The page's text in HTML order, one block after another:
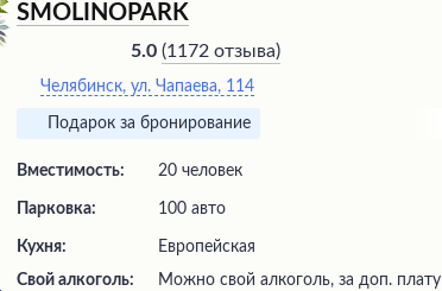
SMOLINOPARK
5.0 (1172 отзыва)
Челябинск, ул. Чапаева, 114
Подарок за бронирование
Вместимость: 20 человек
Парковка: 100 авто
Кухня:
Европейская
Свой алкоголь:
Можно свой алкоголь, за доп. плату